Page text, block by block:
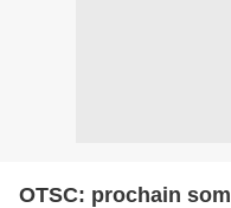
OTSC: prochain